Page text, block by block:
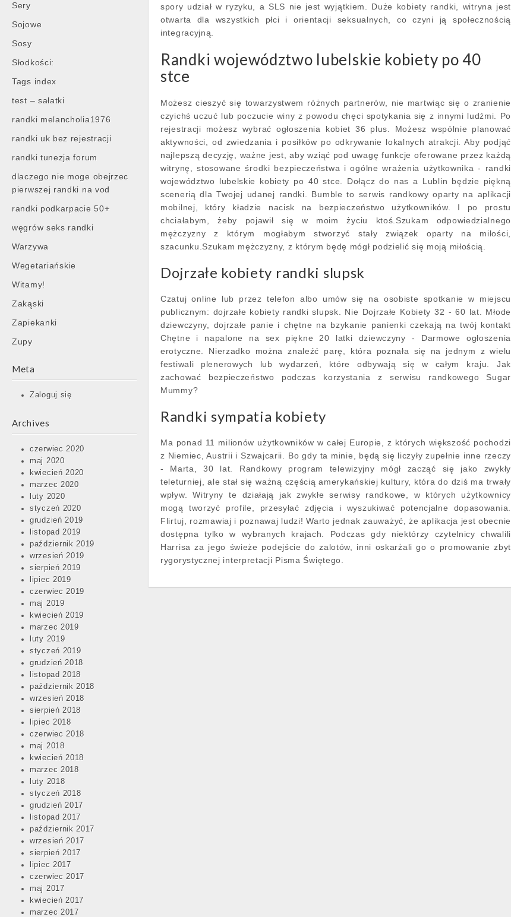
Sery
Sojowe
Sosy
Słodkości:
Tags index
test – sałatki
randki melancholia1976
randki uk bez rejestracji
randki tunezja forum
dlaczego nie moge obejrzec
pierwszej randki na vod
randki podkarpacie 50+
węgrów seks randki
Warzywa
Wegetariańskie
Witamy!
Zakąski
Zapiekanki
Zupy
Meta
Zaloguj się
Archives
czerwiec 2020
maj 2020
kwiecień 2020
marzec 2020
luty 2020
styczeń 2020
grudzień 2019
listopad 2019
październik 2019
wrzesień 2019
sierpień 2019
lipiec 2019
czerwiec 2019
maj 2019
kwiecień 2019
marzec 2019
luty 2019
styczeń 2019
grudzień 2018
listopad 2018
październik 2018
wrzesień 2018
sierpień 2018
lipiec 2018
czerwiec 2018
maj 2018
kwiecień 2018
marzec 2018
luty 2018
styczeń 2018
grudzień 2017
listopad 2017
październik 2017
wrzesień 2017
sierpień 2017
lipiec 2017
czerwiec 2017
maj 2017
kwiecień 2017
marzec 2017
spory udział w ryzyku, a SLS nie jest wyjątkiem. Duże kobiety randki, witryna jest
otwarta dla wszystkich płci i orientacji seksualnych, co czyni ją społecznością
integracyjną.
Randki województwo lubelskie kobiety po 40
stce
Możesz cieszyć się towarzystwem różnych partnerów, nie martwiąc się o zranienie
czyichś uczuć lub poczucie winy z powodu chęci spotykania się z innymi ludźmi. Po
rejestracji możesz wybrać ogłoszenia kobiet 36 plus. Możesz wspólnie planować
aktywności, od zwiedzania i posiłków po odkrywanie lokalnych atrakcji. Aby podjąć
najlepszą decyzję, ważne jest, aby wziąć pod uwagę funkcje oferowane przez każdą
witrynę, stosowane środki bezpieczeństwa i ogólne wrażenia użytkownika - randki
województwo lubelskie kobiety po 40 stce. Dołącz do nas a Lublin będzie piękną
scenerią dla Twojej udanej randki. Bumble to serwis randkowy oparty na aplikacji
mobilnej, który kładzie nacisk na bezpieczeństwo użytkowników. I po prostu
chciałabym, żeby pojawił się w moim życiu ktoś.Szukam odpowiedzialnego
mężczyzny z którym mogłabym stworzyć stały związek oparty na milości,
szacunku.Szukam mężczyzny, z którym będę mógł podzielić się moją miłością.
Dojrzałe kobiety randki slupsk
Czatuj online lub przez telefon albo umów się na osobiste spotkanie w miejscu
publicznym: dojrzałe kobiety randki slupsk. Nie Dojrzałe Kobiety 32 - 60 lat. Młode
dziewczyny, dojrzałe panie i chętne na bzykanie panienki czekają na twój kontakt
Chętne i napalone na sex piękne 20 latki dziewczyny - Darmowe ogłoszenia
erotyczne. Nierzadko można znaleźć parę, która poznała się na jednym z wielu
festiwali plenerowych lub wydarzeń, które odbywają się w całym kraju. Jak
zachować bezpieczeństwo podczas korzystania z serwisu randkowego Sugar
Mummy?
Randki sympatia kobiety
Ma ponad 11 milionów użytkowników w całej Europie, z których większość pochodzi
z Niemiec, Austrii i Szwajcarii. Bo gdy ta minie, będą się liczyły zupełnie inne rzeczy
- Marta, 30 lat. Randkowy program telewizyjny mógł zacząć się jako zwykły
teleturniej, ale stał się ważną częścią amerykańskiej kultury, która do dziś ma trwały
wpływ. Witryny te działają jak zwykłe serwisy randkowe, w których użytkownicy
mogą tworzyć profile, przesyłać zdjęcia i wyszukiwać potencjalne dopasowania.
Flirtuj, rozmawiaj i poznawaj ludzi! Warto jednak zauważyć, że aplikacja jest obecnie
dostępna tylko w wybranych krajach. Podczas gdy niektórzy czytelnicy chwalili
Harrisa za jego świeże podejście do zalotów, inni oskarżali go o promowanie zbyt
rygorystycznej interpretacji Pisma Świętego.